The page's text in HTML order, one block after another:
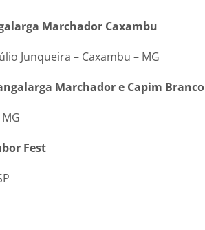
Marchador Caxambu
Junqueira – Caxambu – MG
Marchador e Capim Branco
Fest